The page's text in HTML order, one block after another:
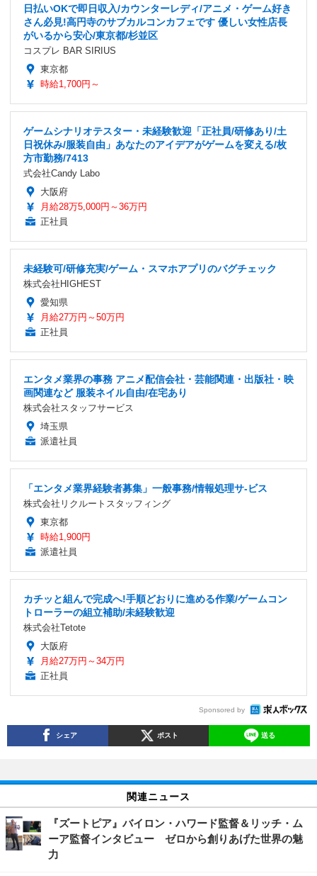
日払いOKで即日収入/カウンターレディ/アニメ・ゲーム好き
さん必見!高円寺のサブカルコンカフェです 優しい女性店長
がいるから安心/東京都/杉並区
コスプレ BAR SIRIUS
東京都
時給1,700円～
ゲームシナリオテスター・未経験歓迎「正社員/研修あり/土
日祝休み/服装自由」あなたのアイデアがゲームを変える/枚
方市勤務/7413
式会社Candy Labo
大阪府
月給28万5,000円～36万円
正社員
未経験可/研修充実/ゲーム・スマホアプリのバグチェック
株式会社HIGHEST
愛知県
月給27万円～50万円
正社員
エンタメ業界の事務 アニメ配信会社・芸能関連・出版社・映
画関連など 服装ネイル自由/在宅あり
株式会社スタッフサービス
埼玉県
派遣社員
「エンタメ業界経験者募集」一般事務/情報処理サ-ビス
株式会社リクルートスタッフィング
東京都
時給1,900円
派遣社員
カチッと組んで完成へ!手順どおりに進める作業/ゲームコン
トローラーの組立補助/未経験歓迎
株式会社Tetote
大阪府
月給27万円～34万円
正社員
Sponsored by
シェア ポスト 送る
関連ニュース
『ズートピア』バイロン・ハワード監督＆リッチ・ム
ーア監督インタビュー ゼロから創りあげた世界の魅
力